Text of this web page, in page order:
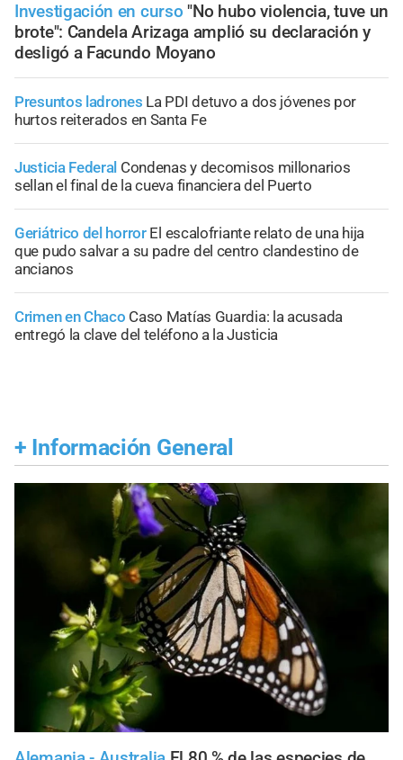
Investigación en curso "No hubo violencia, tuve un
brote": Candela Arizaga amplió su declaración y
desligó a Facundo Moyano
Presuntos ladrones La PDI detuvo a dos jóvenes por
hurtos reiterados en Santa Fe
Justicia Federal Condenas y decomisos millonarios
sellan el final de la cueva financiera del Puerto
Geriátrico del horror El escalofriante relato de una hija
que pudo salvar a su padre del centro clandestino de
ancianos
Crimen en Chaco Caso Matías Guardia: la acusada
entregó la clave del teléfono a la Justicia
+ Información General